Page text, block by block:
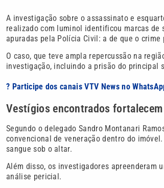
A investigação sobre o assassinato e
realizado com luminol identificou marcas de
apuradas pela Polícia Civil: a de que o
O caso, que teve ampla repercussão na
investigação, incluindo a prisão do principal
? Participe dos canais VTV News no
Vestígios encontrados
Segundo o delegado Sandro Montanari
convencional de veneração dentro do
sangue sob o altar.
Além disso, os investigadores apreenderam
análise pericial.